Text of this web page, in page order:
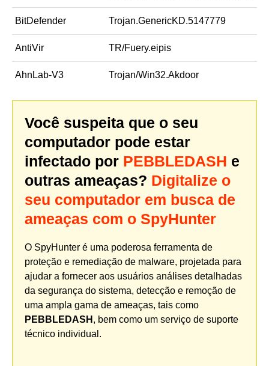
BitDefender Trojan.GenericKD.5147779
AntiVir TR/Fuery.eipis
AhnLab-V3 Trojan/Win32.Akdoor
Você suspeita que o seu
computador pode estar
infectado por PEBBLEDASH e
outras ameaças? Digitalize o
seu computador em busca de
ameaças com o SpyHunter
O SpyHunter é uma poderosa ferramenta de
proteção e remediação de malware, projetada para
ajudar a fornecer aos usuários análises detalhadas
da segurança do sistema, detecção e remoção de
uma ampla gama de ameaças, tais como
PEBBLEDASH , bem como um serviço de suporte
técnico individual.